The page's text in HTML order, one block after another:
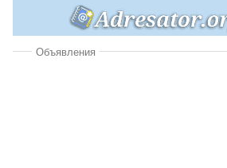
Объявления